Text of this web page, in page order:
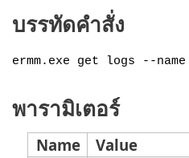
บรรทัดคำสั่ง
ermm.exe get logs --
พารามิเตอร์
Name
Value